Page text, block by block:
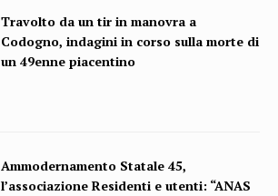
Travolto da un tir in manovra a
Codogno, indagini in corso sulla morte di
un 49enne piacentino
Ammodernamento Statale 45,
l’associazione Residenti e utenti: “ANAS